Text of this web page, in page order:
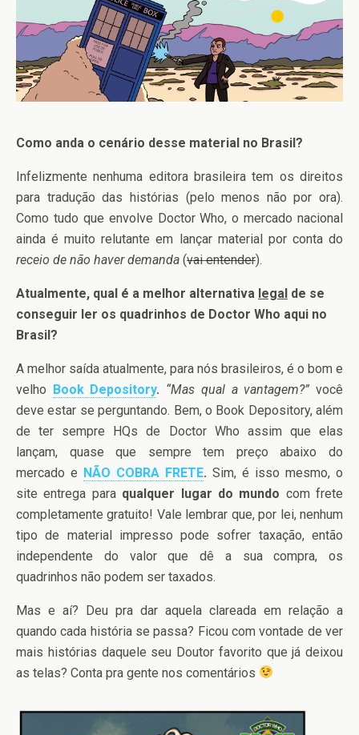
Como anda o cenário desse material no Brasil?
Infelizmente nenhuma editora brasileira tem os direitos
para tradução das histórias (pelo menos não por ora).
Como tudo que envolve Doctor Who, o mercado nacional
ainda é muito relutante em lançar material por conta do
receio de não haver demanda (vai entender).
Atualmente, qual é a melhor alternativa legal de se
conseguir ler os quadrinhos de Doctor Who aqui no
Brasil?
A melhor saída atualmente, para nós brasileiros, é o bom e
velho Book Depository. “Mas qual a vantagem?” você
deve estar se perguntando. Bem, o Book Depository, além
de ter sempre HQs de Doctor Who assim que elas
lançam, quase que sempre tem preço abaixo do
mercado e NÃO COBRA FRETE. Sim, é isso mesmo, o
site entrega para qualquer lugar do mundo com frete
completamente gratuito! Vale lembrar que, por lei, nenhum
tipo de material impresso pode sofrer taxação, então
independente do valor que dê a sua compra, os
quadrinhos não podem ser taxados.
Mas e aí? Deu pra dar aquela clareada em relação a
quando cada história se passa? Ficou com vontade de ver
mais histórias daquele seu Doutor favorito que já deixou
as telas? Conta pra gente nos comentários